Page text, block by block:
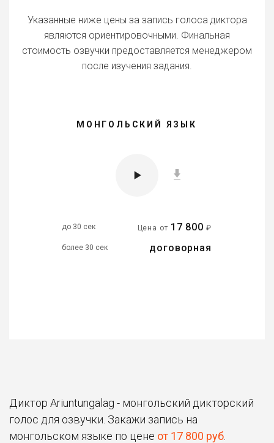
Указанные ниже цены за запись голоса диктора
являются ориентировочными. Финальная
стоимость озвучки предоставляется менеджером
после изучения задания.
МОНГОЛЬСКИЙ ЯЗЫК
до 30 сек Цена от 17 800 ₽
более 30 сек договорная
Диктор Ariuntungalag - монгольский дикторский
голос для озвучки. Закажи запись на
монгольском языке по цене от 17 800 руб